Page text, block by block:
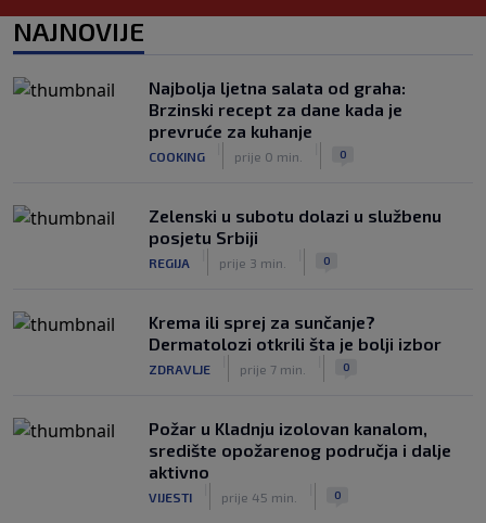
NOGOMET
| | 0
Izvinjenje s elementima prijetnje i
„gomila slabića“ u UEFA-i
NAJNOVIJE
Najbolja ljetna salata od graha:
Brzinski recept za dane kada je
prevruće za kuhanje
COOKING prije 0 min. 0
Zelenski u subotu dolazi u službenu
posjetu Srbiji
REGIJA prije 3 min. 0
Krema ili sprej za sunčanje?
Dermatolozi otkrili šta je bolji izbor
ZDRAVLJE prije 7 min. 0
Požar u Kladnju izolovan kanalom,
središte opožarenog područja i dalje
aktivno
VIJESTI prije 45 min. 0